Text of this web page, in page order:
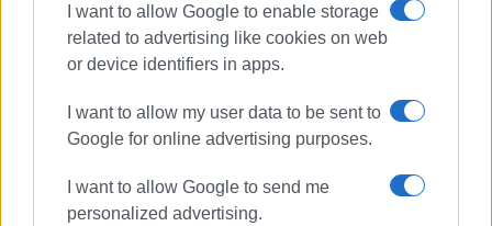
I want to allow Google to enable storage
related to advertising like cookies on web
or device identifiers in apps.
I want to allow my user data to be sent to
Google for online advertising purposes.
I want to allow Google to send me
personalized advertising.
ΣΧΕΤΙΚA AΡΘΡΑ
Θάνατος 80χρονου μετά από